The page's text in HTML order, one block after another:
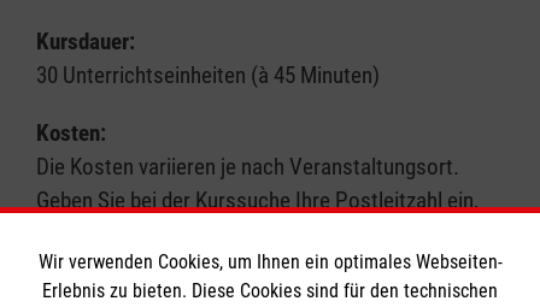
Kursdauer:
30 Unterrichtseinheiten (à 45 Minuten)
Kosten:
Die Kosten variieren je nach Veranstaltungsort.
Geben Sie bei der Kurssuche Ihre Postleitzahl ein,
akzeptieren in der Regel Bildungsgutscheine.
Wir verwenden Cookies, um Ihnen ein optimales Webseiten-
Erlebnis zu bieten. Diese Cookies sind für den technischen